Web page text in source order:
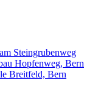
Steingrubenweg
Hopfenweg, Bern
Breitfeld, Bern